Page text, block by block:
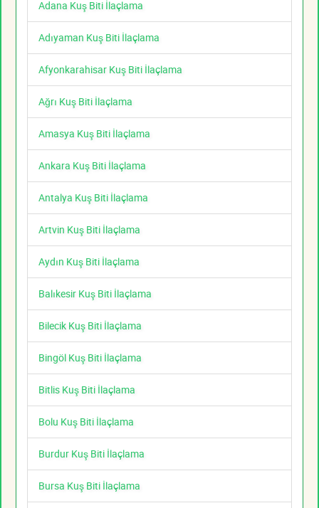
Adana Kuş Biti İlaçlama
Adıyaman Kuş Biti İlaçlama
Afyonkarahisar Kuş Biti İlaçlama
Ağrı Kuş Biti İlaçlama
Amasya Kuş Biti İlaçlama
Ankara Kuş Biti İlaçlama
Antalya Kuş Biti İlaçlama
Artvin Kuş Biti İlaçlama
Aydın Kuş Biti İlaçlama
Balıkesir Kuş Biti İlaçlama
Bilecik Kuş Biti İlaçlama
Bingöl Kuş Biti İlaçlama
Bitlis Kuş Biti İlaçlama
Bolu Kuş Biti İlaçlama
Burdur Kuş Biti İlaçlama
Bursa Kuş Biti İlaçlama